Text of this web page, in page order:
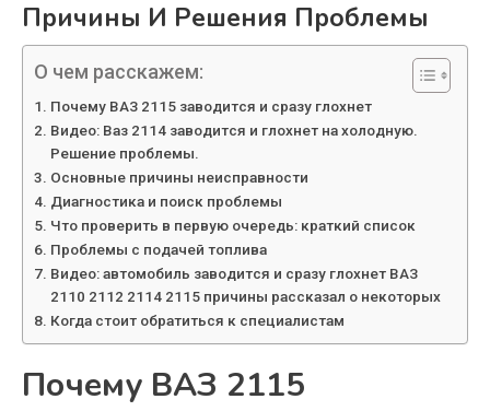
Причины И Решения Проблемы
О чем расскажем:
Почему ВАЗ 2115 заводится и сразу глохнет
Видео: Ваз 2114 заводится и глохнет на холодную.
Решение проблемы.
Основные причины неисправности
Диагностика и поиск проблемы
Что проверить в первую очередь: краткий список
Проблемы с подачей топлива
Видео: автомобиль заводится и сразу глохнет ВАЗ
2110 2112 2114 2115 причины рассказал о некоторых
Когда стоит обратиться к специалистам
Почему ВАЗ 2115